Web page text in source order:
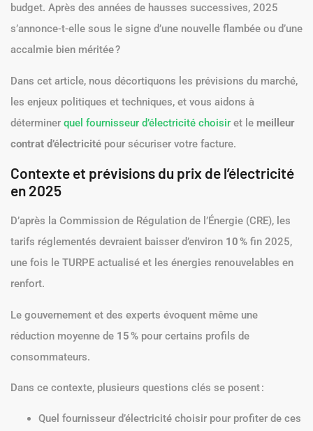
budget. Après des années de hausses successives, 2025
s’annonce-t-elle sous le signe d’une nouvelle flambée ou d’une
accalmie bien méritée ?
Dans cet article, nous décortiquons les prévisions du marché,
les enjeux politiques et techniques, et vous aidons à
déterminer quel fournisseur d’électricité choisir et le meilleur
contrat d’électricité pour sécuriser votre facture.
Contexte et prévisions du prix de l’électricité
en 2025
D’après la Commission de Régulation de l’Énergie (CRE), les
tarifs réglementés devraient baisser d’environ 10% fin 2025,
une fois le TURPE actualisé et les énergies renouvelables en
renfort.
Le gouvernement et des experts évoquent même une
réduction moyenne de 15% pour certains profils de
consommateurs.
Dans ce contexte, plusieurs questions clés se posent :
Quel fournisseur d’électricité choisir pour profiter de ces